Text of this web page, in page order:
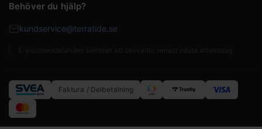
Behöver du hjälp?
kundservice@terratide.se
Faktura / Delbetalning